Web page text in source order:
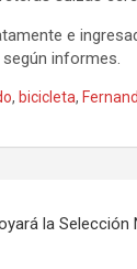
e
informes.
, bicicleta,
la Selección